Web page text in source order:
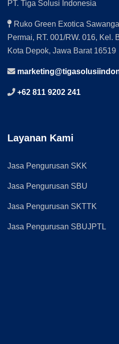
PT. Tiga Solusi Indonesia
Ruko Green Exotica
Permai, RT. 001/RW. 016, Kel.
Kota Depok, Jawa Barat 16519
+62 811 9202 241
Layanan Kami
Jasa Pengurusan SKK
Jasa Pengurusan SBU
Jasa Pengurusan SKTTK
Jasa Pengurusan SBUJPTL